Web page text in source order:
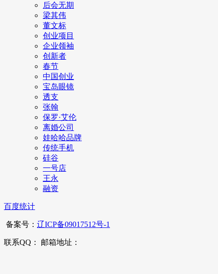
后会无期
梁其伟
董文标
创业项目
企业领袖
创新者
春节
中国创业
宝岛眼镜
透支
张翰
保罗·艾伦
离婚公司
娃哈哈品牌
传统手机
硅谷
一号店
王永
融资
百度统计
备案号： 辽ICP备09017512号-1
联系QQ： 邮箱地址：